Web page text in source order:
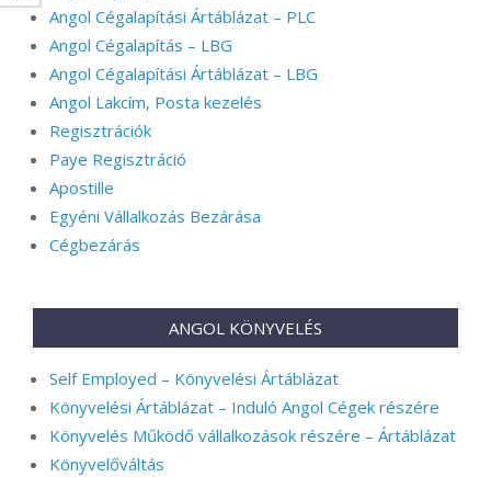
Angol Cégalapítási Ártáblázat – PLC
Angol Cégalapítás – LBG
Angol Cégalapítási Ártáblázat – LBG
Angol Lakcím, Posta kezelés
Regisztrációk
Paye Regisztráció
Apostille
Egyéni Vállalkozás Bezárása
Cégbezárás
ANGOL KÖNYVELÉS
Self Employed – Könyvelési Ártáblázat
Könyvelési Ártáblázat – Induló Angol Cégek részére
Könyvelés Működő vállalkozások részére – Ártáblázat
Könyvelőváltás